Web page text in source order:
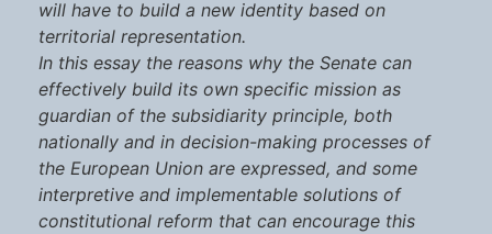
will have to build a new identity based on
territorial representation.
In this essay the reasons why the Senate can
effectively build its own specific mission as
guardian of the subsidiarity principle, both
nationally and in decision-making processes of
the European Union are expressed, and some
interpretive and implementable solutions of
constitutional reform that can encourage this